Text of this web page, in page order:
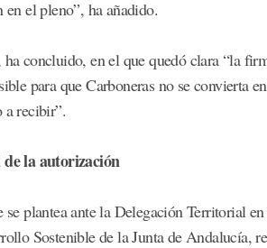
en el pleno”, ha añadido.
concluido, en el que quedó clara “la
para que Carboneras no se convierta
a recibir”.
la autorización
se plantea ante la Delegación Territorial
Sostenible de la Junta de Andalucía,